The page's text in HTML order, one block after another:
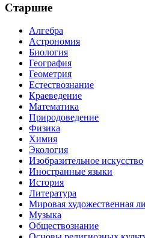
Старшие
Алгебра
Астрономия
Биология
География
Геометрия
Естествознание
Краеведение
Математика
Природоведение
Физика
Химия
Экология
Изобразительное искусство
Иностранные языки
История
Литература
Мировая художественная
Музыка
Обществознание